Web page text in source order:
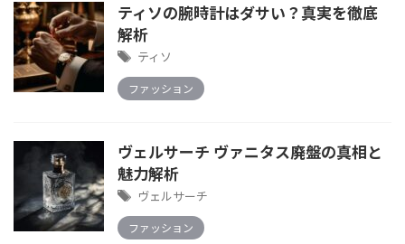
ティソの腕時計はダサい？真実を徹底
解析
ティソ
ファッション
ヴェルサーチ ヴァニタス廃盤の真相と
魅力解析
ヴェルサーチ
ファッション